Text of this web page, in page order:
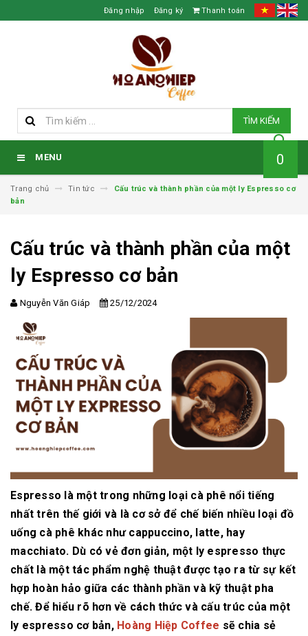
Đăng nhập Đăng ký Thanh toán
TÌM KIẾM
MENU 0
Trang chủ Tin tức
Cấu trúc và thành phần của một ly Espresso cơ
bản
Cấu trúc và thành phần của một
ly Espresso cơ bản
Nguyễn Văn Giáp 25/12/2024
Espresso là một trong những loại cà phê nổi tiếng
nhất trên thế giới và là cơ sở để chế biến nhiều loại đồ
uống cà phê khác như cappuccino, latte, hay
macchiato. Dù có vẻ đơn giản, một ly espresso thực
chất là một tác phẩm nghệ thuật được tạo ra từ sự kết
hợp hoàn hảo giữa các thành phần và kỹ thuật pha
chế. Để hiểu rõ hơn về cách thức và cấu trúc của một
ly espresso cơ bản, Hoàng Hiệp Coffee sẽ chia sẻ